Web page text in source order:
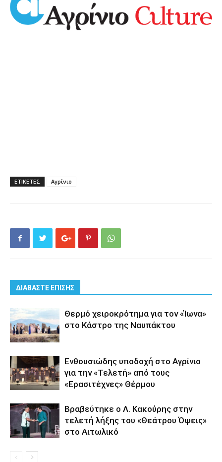
ΕΤΙΚΕΤΕΣ Αγρίνιο
ΔΙΑΒΑΣΤΕ ΕΠΙΣΗΣ
Θερμό χειροκρότημα για τον «Ίωνα»
στο Κάστρο της Ναυπάκτου
Ενθουσιώδης υποδοχή στο Αγρίνιο
για την «Τελετή» από τους
«Ερασιτέχνες» Θέρμου
Βραβεύτηκε ο Λ. Κακούρης στην
τελετή λήξης του «Θεάτρου Όψεις»
στο Αιτωλικό